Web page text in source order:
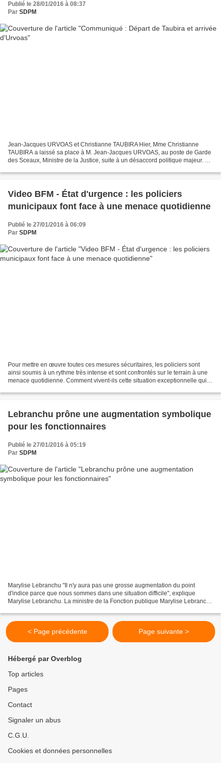
Publié le 28/01/2016 à 08:37
Par SDPM
Jean-Jacques URVOAS et Christianne TAUBIRA Hier, Mme Christianne
TAUBIRA a laissé sa place à M. Jean-Jacques URVOAS, au poste de Garde
des Sceaux, Ministre de la Justice, suite à un désaccord politique majeur. Si
Video BFM - État d'urgence : les policiers
municipaux font face à une menace quotidienne
Publié le 27/01/2016 à 06:09
Par SDPM
Pour mettre en œuvre toutes ces mesures sécuritaires, les policiers sont
ainsi soumis à un rythme très intense et sont confrontés sur le terrain à une
menace quotidienne. Comment vivent-ils cette situation exceptionnelle qui
Lebranchu prône une augmentation symbolique
pour les fonctionnaires
Publié le 27/01/2016 à 05:19
Par SDPM
Marylise Lebranchu "Il n'y aura pas une grosse augmentation du point
d'indice parce que nous sommes dans une situation difficile", explique
Marylise Lebranchu. La ministre de la Fonction publique Marylise Lebranchu
< Page précédente Page suivante >
Hébergé par Overblog
Top articles
Pages
Contact
Signaler un abus
C.G.U.
Cookies et données personnelles